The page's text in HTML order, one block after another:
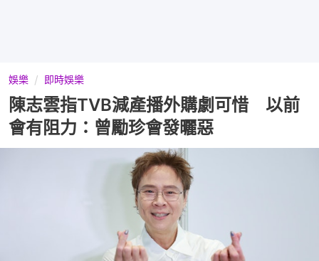
娛樂 即時娛樂
陳志雲指TVB減產播外購劇可惜 以前
會有阻力：曾勵珍會發曬惡